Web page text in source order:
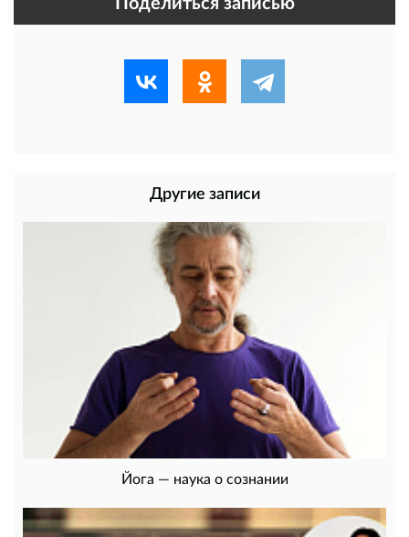
Другие записи
Йога — наука о сознании